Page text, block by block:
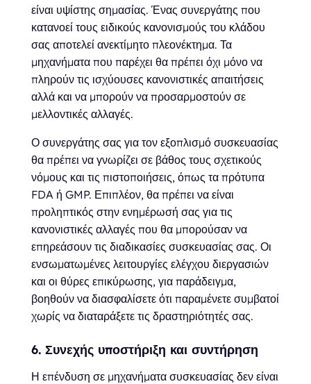
είναι υψίστης σημασίας. Ένας συνεργάτης που
κατανοεί τους ειδικούς κανονισμούς του κλάδου
σας αποτελεί ανεκτίμητο πλεονέκτημα. Τα
μηχανήματα που παρέχει θα πρέπει όχι μόνο να
πληρούν τις ισχύουσες κανονιστικές απαιτήσεις
αλλά και να μπορούν να προσαρμοστούν σε
μελλοντικές αλλαγές.
Ο συνεργάτης σας για τον εξοπλισμό συσκευασίας
θα πρέπει να γνωρίζει σε βάθος τους σχετικούς
νόμους και τις πιστοποιήσεις, όπως τα πρότυπα
FDA ή GMP. Επιπλέον, θα πρέπει να είναι
προληπτικός στην ενημέρωσή σας για τις
κανονιστικές αλλαγές που θα μπορούσαν να
επηρεάσουν τις διαδικασίες συσκευασίας σας. Οι
ενσωματωμένες λειτουργίες ελέγχου διεργασιών
και οι θύρες επικύρωσης, για παράδειγμα,
βοηθούν να διασφαλίσετε ότι παραμένετε συμβατοί
χωρίς να διαταράξετε τις δραστηριότητές σας.
6. Συνεχής υποστήριξη και συντήρηση
Η επένδυση σε μηχανήματα συσκευασίας δεν είναι